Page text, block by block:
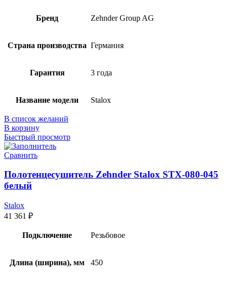
Бренд Zehnder Group AG
Страна производства Германия
Гарантия 3 года
Название модели Stalox
В список желаний
В корзину
Быстрый просмотр
Сравнить
Полотенцесушитель Zehnder Stalox STX-080-045
белый
Stalox
41 361 ₽
Подключение Резьбовое
Длина (ширина), мм 450